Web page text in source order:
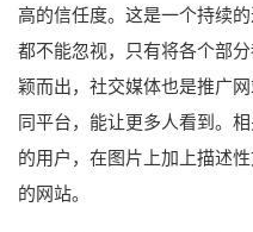
高的信任度。这是一个持续
都不能忽视，只有将各个部
颖而出，社交媒体也是推广
同平台，能让更多人看到。
的用户，在图片上加上描述
的网站。